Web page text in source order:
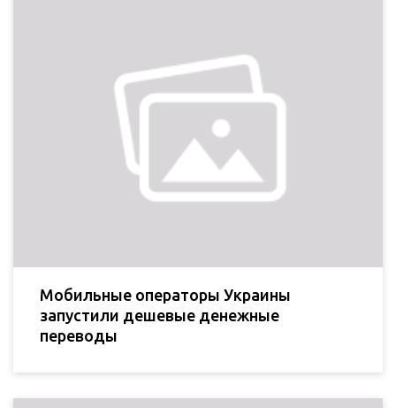
Мобильные операторы Украины
запустили дешевые денежные
переводы